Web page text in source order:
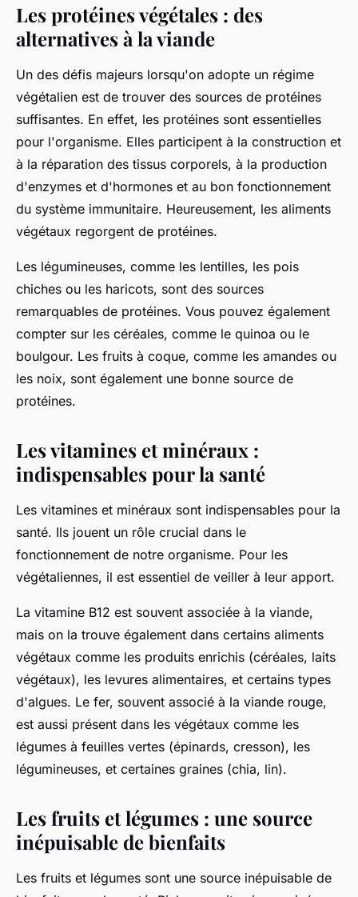
Les protéines végétales : des
alternatives à la viande
Un des défis majeurs lorsqu'on adopte un régime
végétalien est de trouver des sources de protéines
suffisantes. En effet, les protéines sont essentielles
pour l'organisme. Elles participent à la construction et
à la réparation des tissus corporels, à la production
d'enzymes et d'hormones et au bon fonctionnement
du système immunitaire. Heureusement, les aliments
végétaux regorgent de protéines.
Les légumineuses, comme les lentilles, les pois
chiches ou les haricots, sont des sources
remarquables de protéines. Vous pouvez également
compter sur les céréales, comme le quinoa ou le
boulgour. Les fruits à coque, comme les amandes ou
les noix, sont également une bonne source de
protéines.
Les vitamines et minéraux :
indispensables pour la santé
Les vitamines et minéraux sont indispensables pour la
santé. Ils jouent un rôle crucial dans le
fonctionnement de notre organisme. Pour les
végétaliennes, il est essentiel de veiller à leur apport.
La vitamine B12 est souvent associée à la viande,
mais on la trouve également dans certains aliments
végétaux comme les produits enrichis (céréales, laits
végétaux), les levures alimentaires, et certains types
d'algues. Le fer, souvent associé à la viande rouge,
est aussi présent dans les végétaux comme les
légumes à feuilles vertes (épinards, cresson), les
légumineuses, et certaines graines (chia, lin).
Les fruits et légumes : une source
inépuisable de bienfaits
Les fruits et légumes sont une source inépuisable de